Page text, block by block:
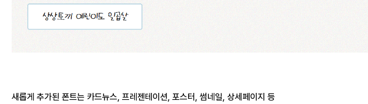
새롭게 추가된 폰트는 카드뉴스, 프레젠테이션, 포스터, 썸네일, 상세페이지 등